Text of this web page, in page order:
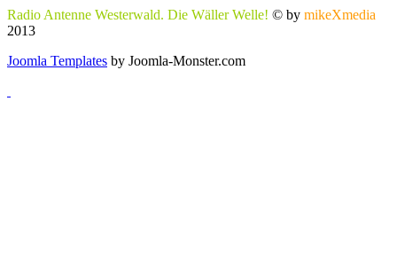
Radio Antenne Westerwald. Die Wäller Welle! © by mikeXmedia
2013
Joomla Templates by Joomla-Monster.com